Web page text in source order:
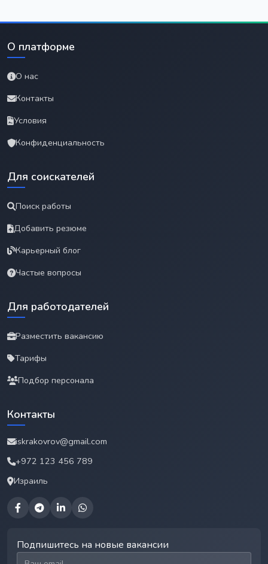
О платформе
О нас
Контакты
Условия
Конфиденциальность
Для соискателей
Поиск работы
Добавить резюме
Карьерный блог
Частые вопросы
Для работодателей
Разместить вакансию
Тарифы
Подбор персонала
Контакты
iskrakovrov@gmail.com
+972 123 456 789
Израиль
Подпишитесь на новые вакансии
Email для подписки